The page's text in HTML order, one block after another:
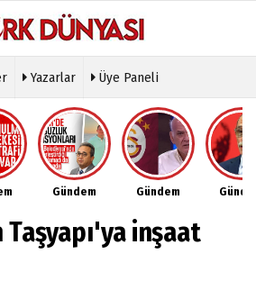
Köşe
Yazarları
Video
Galeri
Foto
Etkinlikler
Künye
İletişim
Çerez
Politikası
Yazarlar Üye Paneli
Gündem Gündem
inşaat